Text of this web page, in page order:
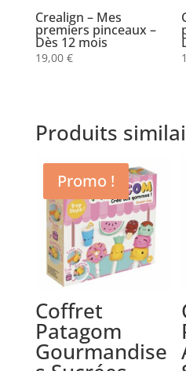
Crealign – Mes
premiers pinceaux –
Dès 12 mois
19,00 €
Produits
Promo !
Coffret
Patagom
Gourmandise